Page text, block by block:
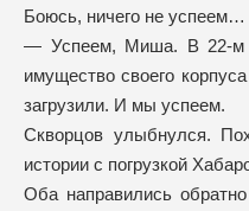
Боюсь, ничего не успеем…
— Успеем, Миша. В 22-м
имущество своего
загрузили. И мы успеем.
Скворцов улыбнулся.
истории с погрузкой
Оба направились